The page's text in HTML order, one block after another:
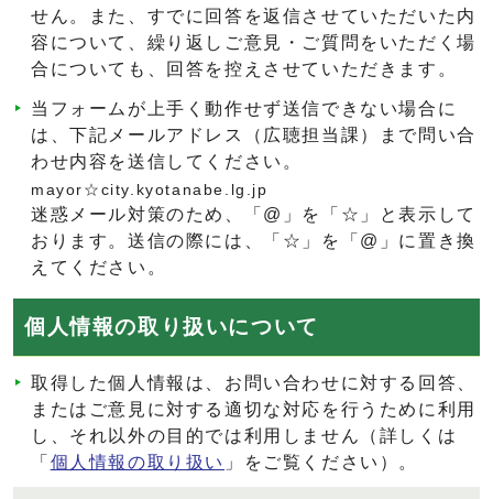
せん。また、すでに回答を返信させていただいた内
容について、繰り返しご意見・ご質問をいただく場
合についても、回答を控えさせていただきます。
当フォームが上手く動作せず送信できない場合に
は、下記メールアドレス（広聴担当課）まで問い合
わせ内容を送信してください。
mayor☆city.kyotanabe.lg.jp
迷惑メール対策のため、「@」を「☆」と表示して
おります。送信の際には、「☆」を「@」に置き換
えてください。
個人情報の取り扱いについて
取得した個人情報は、お問い合わせに対する回答、
またはご意見に対する適切な対応を行うために利用
し、それ以外の目的では利用しません（詳しくは
「 個人情報の取り扱い 」をご覧ください）。